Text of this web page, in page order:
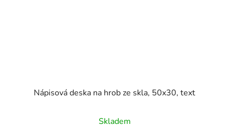
Nápisová deska na hrob ze skla, 50x30, text
Skladem